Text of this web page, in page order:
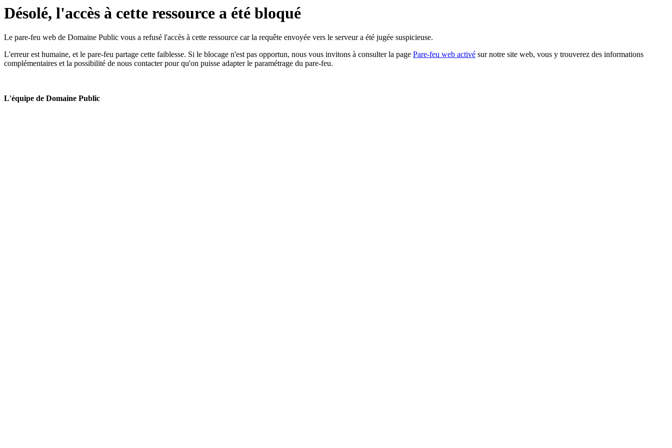
Désolé, l'accès à cette ressource a été bloqué
Le pare-feu web de Domaine Public vous a refusé l'accès à cette ressource car la requête envoyée vers le serveur a été jugée suspicieuse.
L'erreur est humaine, et le pare-feu partage cette faiblesse. Si le blocage n'est pas opportun, nous vous invitons à consulter la page Pare-feu web activé sur notre site web, vous y trouverez des informations
complémentaires et la possibilité de nous contacter pour qu'on puisse adapter le paramétrage du pare-feu.
L'équipe de Domaine Public